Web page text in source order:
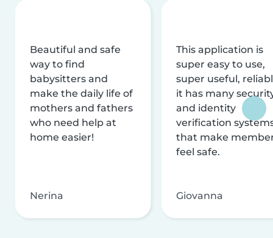
Beautiful and safe
way to find
babysitters and
make the daily life of
mothers and fathers
who need help at
home easier!
Nerina
This application is
super easy to use,
super useful,
it has many
and identity
verification
that make
feel safe.
Giovanna